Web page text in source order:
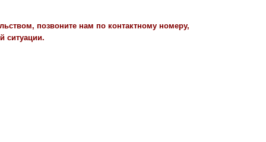
позвоните нам по контактному номеру,
ситуации.